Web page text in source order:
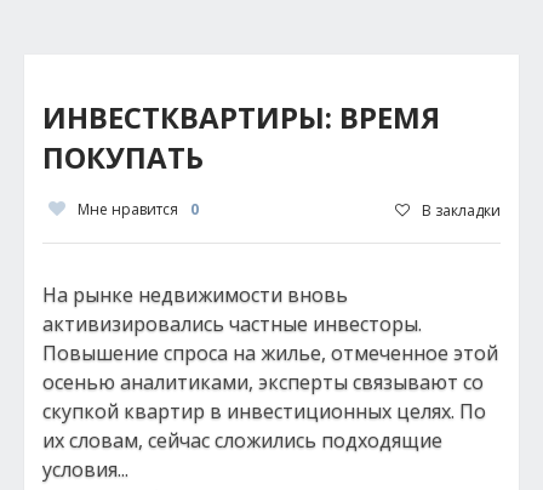
ИНВЕСТКВАРТИРЫ: ВРЕМЯ
ПОКУПАТЬ
Мне нравится 0 В закладки
На рынке недвижимости вновь
активизировались частные инвесторы.
Повышение спроса на жилье, отмеченное этой
осенью аналитиками, эксперты связывают со
скупкой квартир в инвестиционных целях. По
их словам, сейчас сложились подходящие
условия...